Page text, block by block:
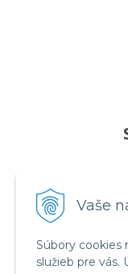
Vaše
Súbory cookies
služieb pre vás.